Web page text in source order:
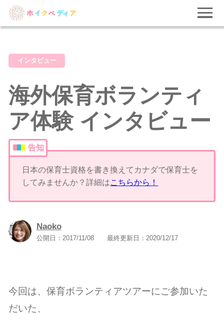
インタビュー
海外保育ボランティ
ア体験 インタビュー
告知
日本の保育士資格を書き換えてカナダで保育士を
してみませんか？詳細はこちらから！
Naoko
公開日： 2017/11/08 最終更新日： 2020/12/17
今回は、保育ボランティアツアーにご参加いた
だいた、